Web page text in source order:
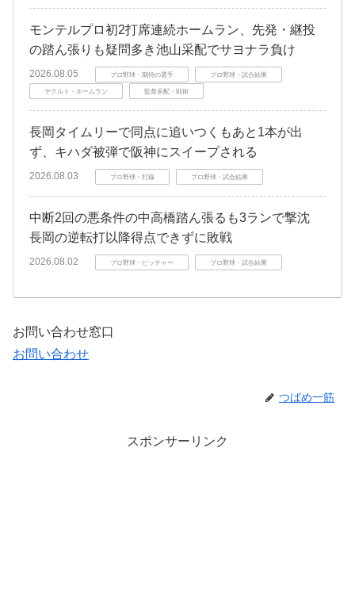
モンテルプロ初2打席連続ホームラン、先発・継投
の踏ん張りも疑問多き池山采配でサヨナラ負け
2026.08.05 プロ野球・期待の選手 プロ野球・試合結果
ヤクルト・ホームラン 監督采配・戦術
長岡タイムリーで同点に追いつくもあと1本が出
ず、キハダ被弾で阪神にスイープされる
2026.08.03 プロ野球・打線 プロ野球・試合結果
中断2回の悪条件の中高橋踏ん張るも3ランで撃沈
長岡の逆転打以降得点できずに敗戦
2026.08.02 プロ野球・ピッチャー プロ野球・試合結果
お問い合わせ窓口
お問い合わせ
つばめ一筋
スポンサーリンク